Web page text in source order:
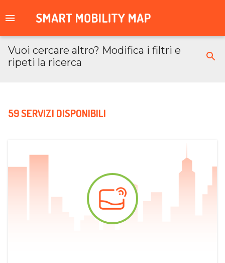
Vuoi cercare altro? Modifica i filtri e
ripeti la ricerca
59 SERVIZI DISPONIBILI